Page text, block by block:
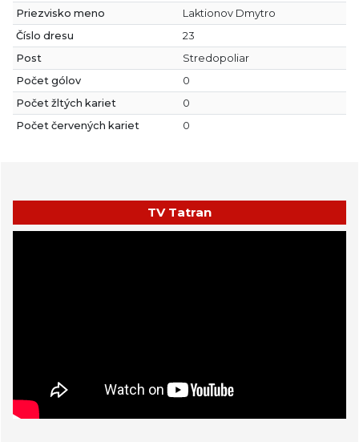
Priezvisko meno
Laktionov Dmytro
Číslo dresu
23
Post
Stredopoliar
Počet gólov
0
Počet žltých kariet
0
Počet červených kariet
0
TV Tatran